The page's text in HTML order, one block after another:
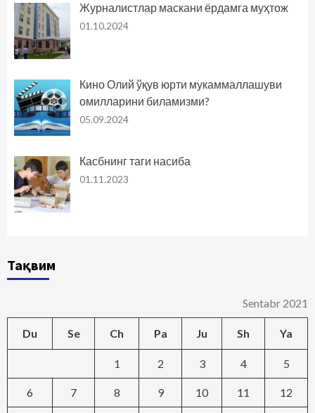
Журналистлар маскани ёрдамга муҳтож
01.10.2024
Кино Олий ўқув юрти мукаммаллашуви
омилларини биламизми?
05.09.2024
Касбнинг таги насиба
01.11.2023
Тақвим
Sentabr 2021
Du Se Ch Pa Ju Sh Ya
1 2 3 4 5
6 7 8 9 10 11 12